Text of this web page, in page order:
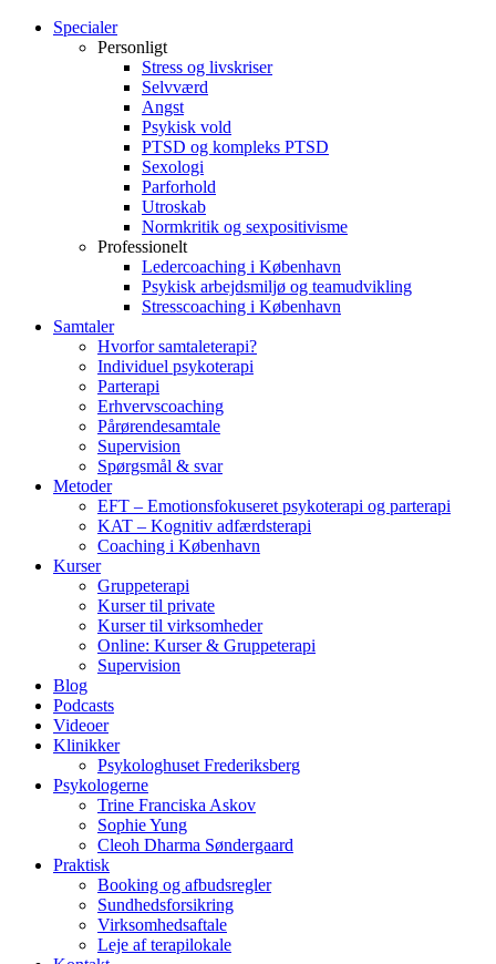
Specialer
Personligt
Stress og livskriser
Selvværd
Angst
Psykisk vold
PTSD og kompleks PTSD
Sexologi
Parforhold
Utroskab
Normkritik og sexpositivisme
Professionelt
Ledercoaching i København
Psykisk arbejdsmiljø og teamudvikling
Stresscoaching i København
Samtaler
Hvorfor samtaleterapi?
Individuel psykoterapi
Parterapi
Erhvervscoaching
Pårørendesamtale
Supervision
Spørgsmål & svar
Metoder
EFT – Emotionsfokuseret psykoterapi og parterapi
KAT – Kognitiv adfærdsterapi
Coaching i København
Kurser
Gruppeterapi
Kurser til private
Kurser til virksomheder
Online: Kurser & Gruppeterapi
Supervision
Blog
Podcasts
Videoer
Klinikker
Psykologhuset Frederiksberg
Psykologerne
Trine Franciska Askov
Sophie Yung
Cleoh Dharma Søndergaard
Praktisk
Booking og afbudsregler
Sundhedsforsikring
Virksomhedsaftale
Leje af terapilokale